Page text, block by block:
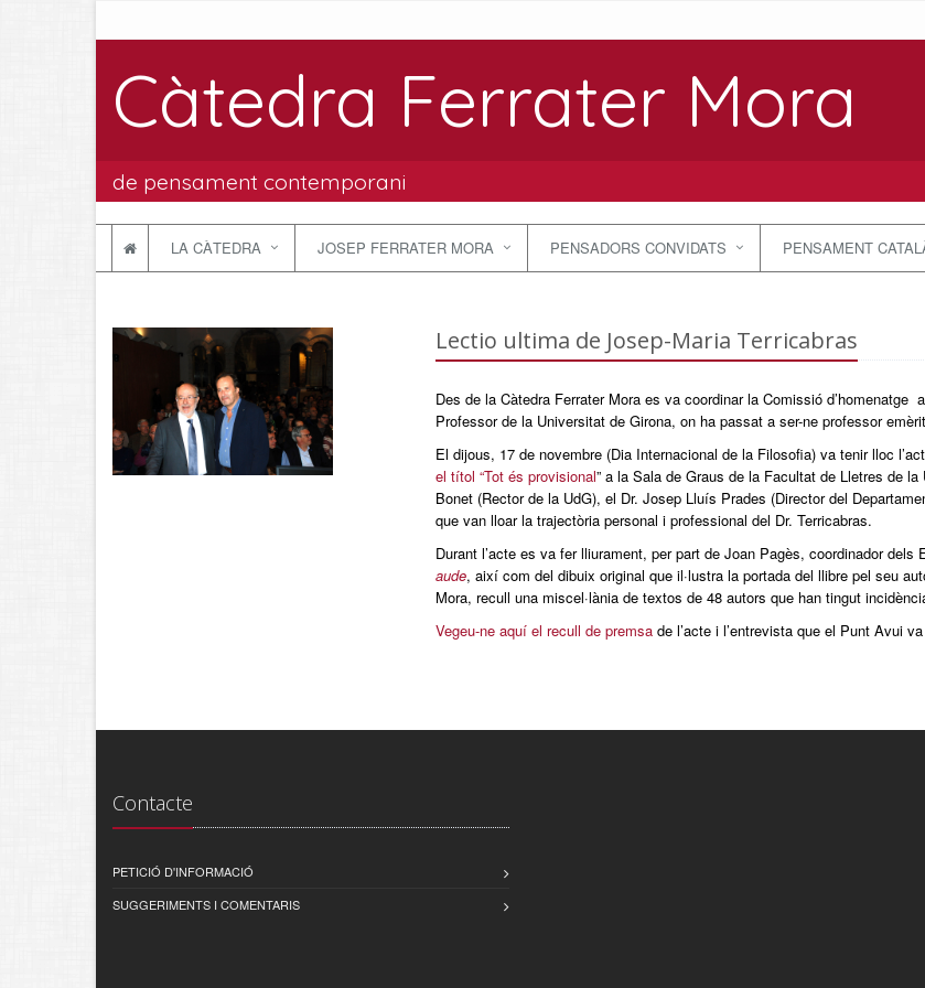
Càtedra Ferrater Mora
de pensament contemporani
LA CÀTEDRA JOSEP FERRATER MORA PENSADORS CONVIDATS PENSAMENT
Lectio ultima de Josep-Maria Terricabras
Des de la Càtedra Ferrater Mora es va coordinar la Comissió
Professor de la Universitat de Girona, on ha passat a ser-ne professor
El dijous, 17 de novembre (Dia Internacional de la Filosofia) va tenir lloc
el títol “Tot és provisional” a la Sala de Graus de la Facultat de Lletres de
Bonet (Rector de la UdG), el Dr. Josep Lluís Prades (Director del
que van lloar la trajectòria personal i professional del Dr. Terricabras.
Durant l’acte es va fer lliurament, per part de Joan Pagès, coordinador
aude, així com del dibuix original que il·lustra la portada del llibre pel seu
Mora, recull una miscel·lània de textos de 48 autors que han tingut
Vegeu-ne aquí el recull de premsade l’acte i l’entrevista que el Punt Avui
Contacte
PETICIÓ D'INFORMACIÓ
SUGGERIMENTS I COMENTARIS